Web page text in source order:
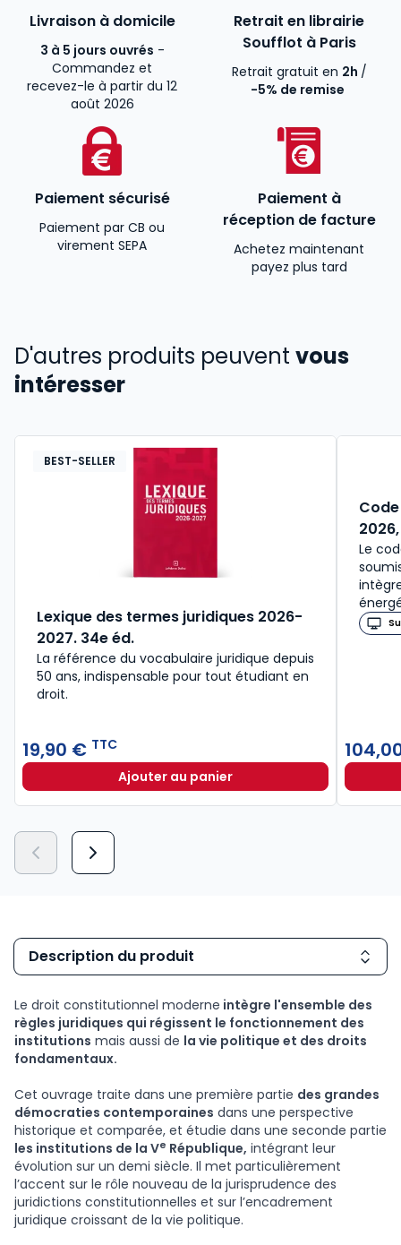
Livraison à domicile
3 à 5 jours ouvrés -
Commandez et
recevez-le à partir du 12
août 2026
Retrait en librairie
Soufflot à Paris
Retrait gratuit en 2h /
-5% de remise
Paiement sécurisé
Paiement par CB ou
virement SEPA
Paiement à
réception de facture
Achetez maintenant
payez plus tard
D'autres produits peuvent vous
intéresser
BEST-SELLER
Lexique des termes juridiques 2026-
2027. 34e éd.
La référence du vocabulaire juridique depuis
50 ans, indispensable pour tout étudiant en
droit.​
19,90 € TTC
Ajouter au panierLexique des termes juridiques
Le
Description du produit
Le droit constitutionnel moderne intègre l'ensemble des
règles juridiques qui régissent le fonctionnement des
institutions mais aussi de la vie politique et des droits
fondamentaux.
Cet ouvrage traite dans une première partie des grandes
démocraties contemporaines dans une perspective
historique et comparée, et étudie dans une seconde partie
les institutions de la Ve République, intégrant leur
évolution sur un demi siècle. Il met particulièrement
l’accent sur le rôle nouveau de la jurisprudence des
juridictions constitutionnelles et sur l’encadrement
juridique croissant de la vie politique.